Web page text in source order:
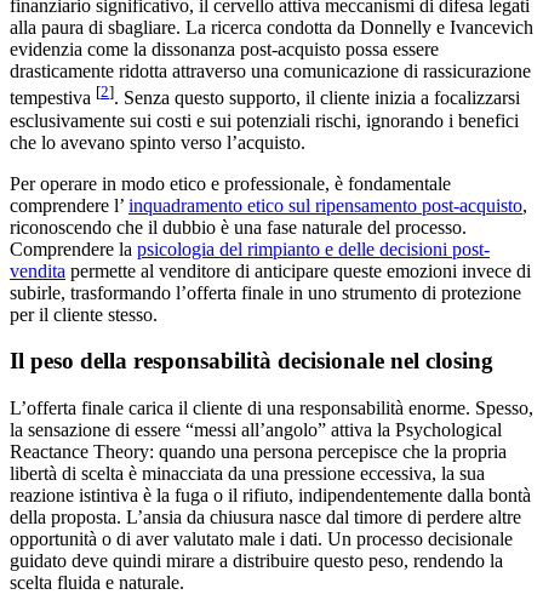
finanziario significativo, il cervello attiva meccanismi di difesa legati
alla paura di sbagliare. La ricerca condotta da Donnelly e Ivancevich
evidenzia come la dissonanza post-acquisto possa essere
drasticamente ridotta attraverso una comunicazione di rassicurazione
tempestiva [2]. Senza questo supporto, il cliente inizia a focalizzarsi
esclusivamente sui costi e sui potenziali rischi, ignorando i benefici
che lo avevano spinto verso l’acquisto.
Per operare in modo etico e professionale, è fondamentale
comprendere l’ inquadramento etico sul ripensamento post-acquisto,
riconoscendo che il dubbio è una fase naturale del processo.
Comprendere la psicologia del rimpianto e delle decisioni post-
vendita permette al venditore di anticipare queste emozioni invece di
subirle, trasformando l’offerta finale in uno strumento di protezione
per il cliente stesso.
Il peso della responsabilità decisionale nel closing
L’offerta finale carica il cliente di una responsabilità enorme. Spesso,
la sensazione di essere “messi all’angolo” attiva la Psychological
Reactance Theory: quando una persona percepisce che la propria
libertà di scelta è minacciata da una pressione eccessiva, la sua
reazione istintiva è la fuga o il rifiuto, indipendentemente dalla bontà
della proposta. L’ansia da chiusura nasce dal timore di perdere altre
opportunità o di aver valutato male i dati. Un processo decisionale
guidato deve quindi mirare a distribuire questo peso, rendendo la
scelta fluida e naturale.